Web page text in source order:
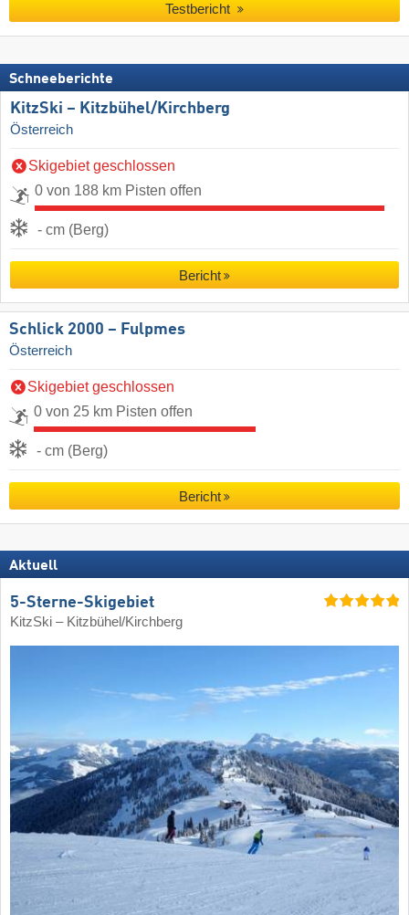
Testbericht
Schneeberichte
KitzSki – Kitzbühel/​Kirchberg
Österreich
Skigebiet geschlossen
0 von 188 km Pisten offen
- cm (Berg)
Bericht
Schlick 2000 – Fulpmes
Österreich
Skigebiet geschlossen
0 von 25 km Pisten offen
- cm (Berg)
Bericht
Aktuell
5-Sterne-Skigebiet
KitzSki – Kitzbühel/​Kirchberg